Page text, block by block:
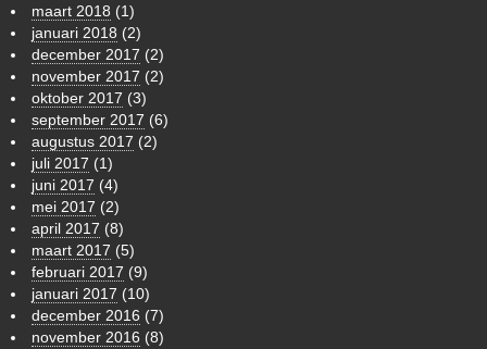
maart 2018 (1)
januari 2018 (2)
december 2017 (2)
november 2017 (2)
oktober 2017 (3)
september 2017 (6)
augustus 2017 (2)
juli 2017 (1)
juni 2017 (4)
mei 2017 (2)
april 2017 (8)
maart 2017 (5)
februari 2017 (9)
januari 2017 (10)
december 2016 (7)
november 2016 (8)